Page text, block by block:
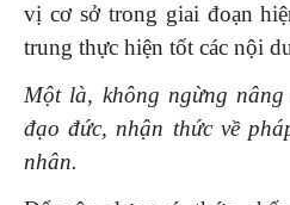
vị cơ sở trong giai đoạn
trung thực hiện tốt các nội
Một là, không ngừng
đạo đức, nhận thức về
nhân.